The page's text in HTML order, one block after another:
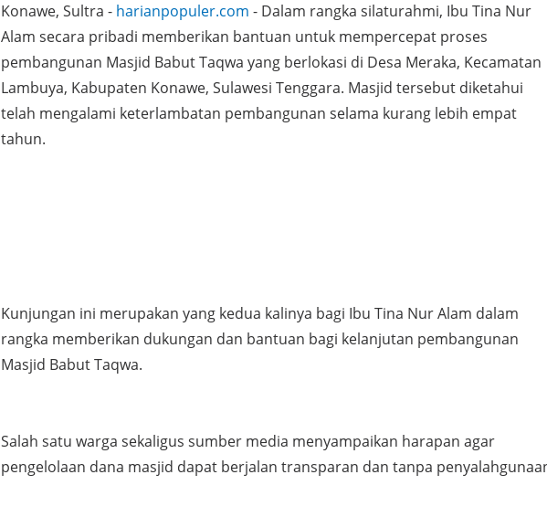
Konawe, Sultra - harianpopuler.com - Dalam rangka silaturahmi, Ibu Tina Nur
Alam secara pribadi memberikan bantuan untuk mempercepat proses
pembangunan Masjid Babut Taqwa yang berlokasi di Desa Meraka, Kecamatan
Lambuya, Kabupaten Konawe, Sulawesi Tenggara. Masjid tersebut diketahui
telah mengalami keterlambatan pembangunan selama kurang lebih empat
tahun.
Kunjungan ini merupakan yang kedua kalinya bagi Ibu Tina Nur Alam dalam
rangka memberikan dukungan dan bantuan bagi kelanjutan pembangunan
Masjid Babut Taqwa.
Salah satu warga sekaligus sumber media menyampaikan harapan agar
pengelolaan dana masjid dapat berjalan transparan dan tanpa